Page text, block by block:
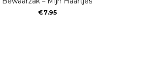
€7.95